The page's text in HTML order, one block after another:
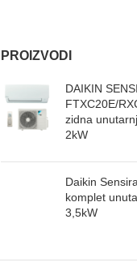
PROIZVODI
DAIKIN
FTXC20E/
zidna
2kW
Daikin
komplet
3,5kW